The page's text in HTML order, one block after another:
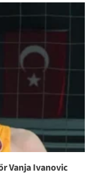
Vanja Ivanovic